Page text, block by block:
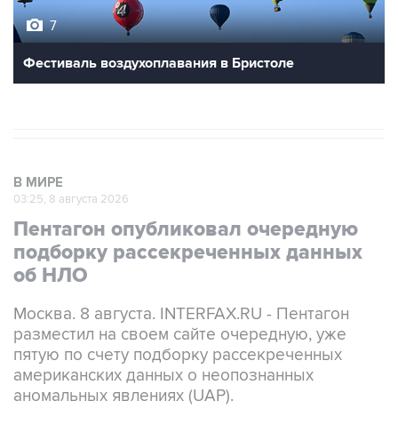
Фестиваль воздухоплавания в Бристоле
Пентагон опубликовал очередную
подборку рассекреченных данных
об НЛО
Москва. 8 августа. INTERFAX.RU - Пентагон
пятую по счету подборку рассекреченных
американских данных о неопознанных
аномальных явлениях (UAP).
"Министерство войны публикует пятую часть